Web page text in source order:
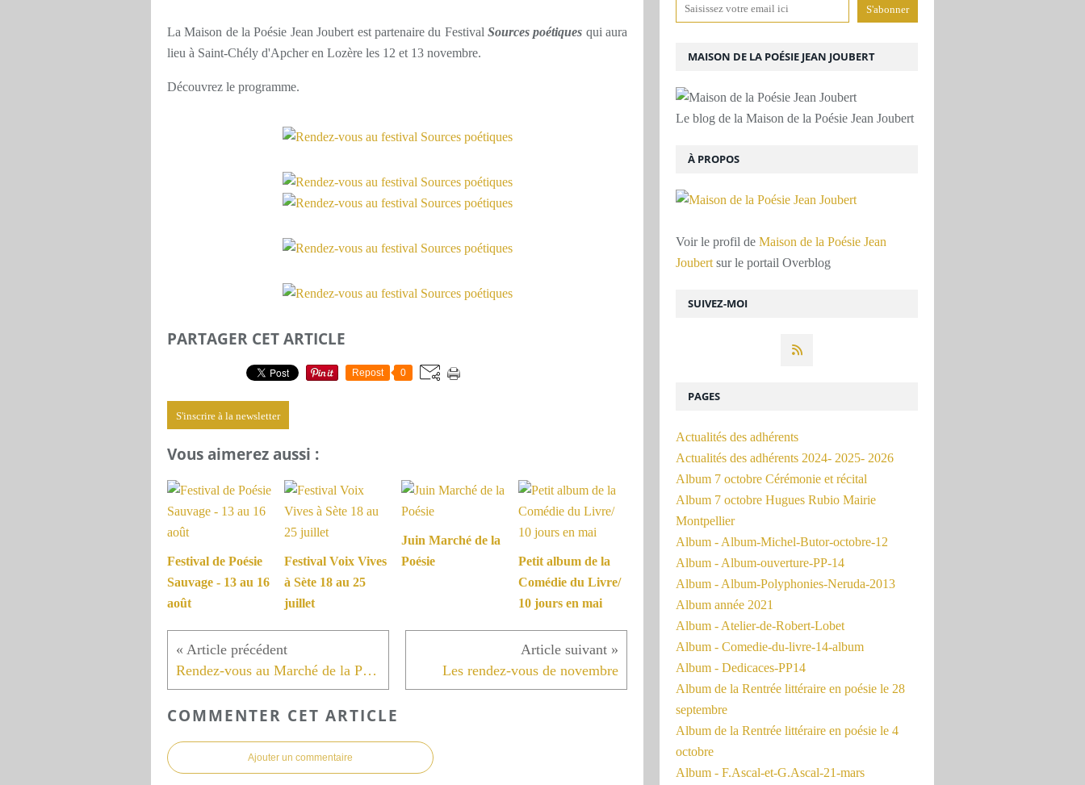
La Maison de la Poésie Jean Joubert est partenaire du Festival Sources poétiques qui aura
lieu à Saint-Chély d'Apcher en Lozère les 12 et 13 novembre.
Découvrez le programme.
PARTAGER CET ARTICLE
Repost 0
S'inscrire à la newsletter
Vous aimerez aussi :
Festival de Poésie
Sauvage - 13 au 16
août
Festival Voix Vives
à Sète 18 au 25
juillet
Juin Marché de la
Poésie
Petit album de la
Comédie du Livre/
10 jours en mai
Rendez-vous au Marché de la Poésie Les rendez-vous de novembre
COMMENTER CET ARTICLE
Ajouter un commentaire
SUIVEZ-MOI
MAISON DE LA POÉSIE JEAN JOUBERT
Le blog de la Maison de la Poésie Jean Joubert
À PROPOS
Voir le profil de Maison de la Poésie Jean
Joubert sur le portail Overblog
PAGES
Actualités des adhérents
Actualités des adhérents 2024- 2025- 2026
Album 7 octobre Cérémonie et récital
Album 7 octobre Hugues Rubio Mairie
Montpellier
Album - Album-Michel-Butor-octobre-12
Album - Album-ouverture-PP-14
Album - Album-Polyphonies-Neruda-2013
Album année 2021
Album - Atelier-de-Robert-Lobet
Album - Comedie-du-livre-14-album
Album - Dedicaces-PP14
Album de la Rentrée littéraire en poésie le 28
septembre
Album de la Rentrée littéraire en poésie le 4
octobre
Album - F.Ascal-et-G.Ascal-21-mars